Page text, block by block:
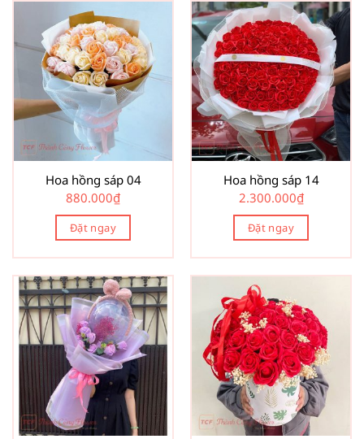
Hoa hồng sáp 04
880.000₫
Đặt ngay
Hoa hồng sáp 14
2.300.000₫
Đặt ngay